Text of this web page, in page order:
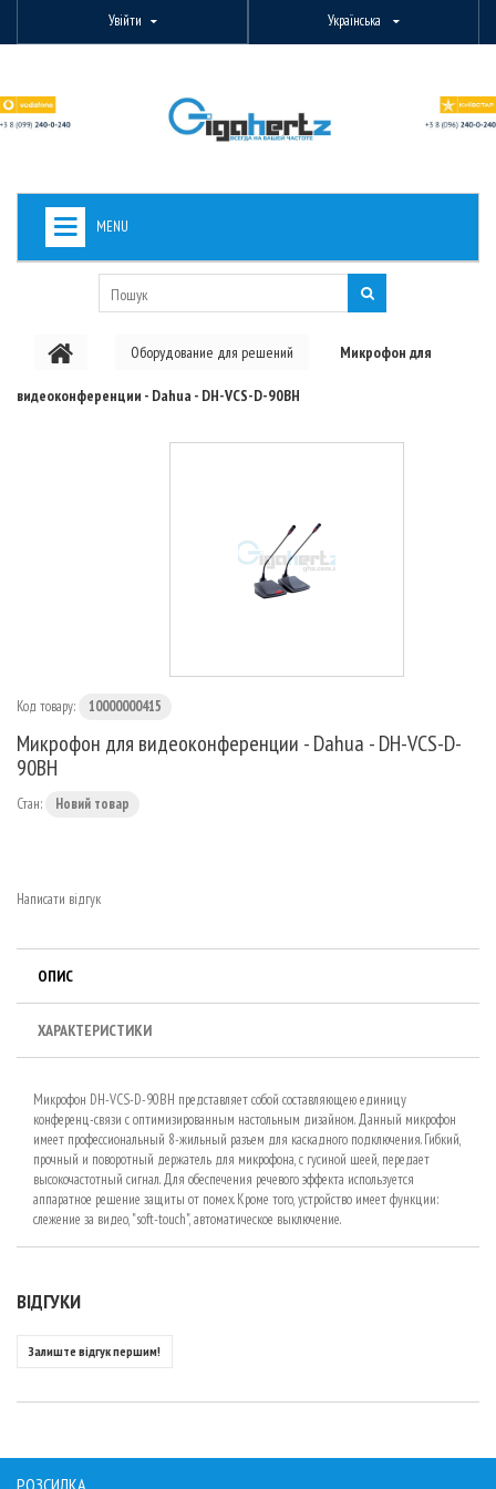
Увійти Українська
MENU
PON ОБЛАДНАННЯ
Оборудование для решений Микрофон для
видеоконференции - Dahua - DH-VCS-D-90BH
Код товару: 10000000415
Микрофон для видеоконференции - Dahua - DH-VCS-D-
90BH
Стан: Новий товар
Написати відгук
ОПИС
ХАРАКТЕРИСТИКИ
Микрофон DH-VCS-D-90BH представляет собой составляющею единицу
конференц-связи с оптимизированным настольным дизайном. Данный микрофон
имеет профессиональный 8-жильный разъем для каскадного подключения. Гибкий,
прочный и поворотный держатель для микрофона, с гусиной шеей, передает
высокочастотный сигнал. Для обеспечения речевого эффекта используется
аппаратное решение защиты от помех. Кроме того, устройство имеет функции:
слежение за видео, "soft-touch", автоматическое выключение.
ВІДГУКИ
Залиште відгук першим!